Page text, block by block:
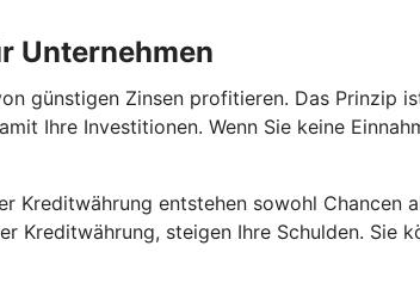
Unternehmen
günstigen Zinsen profitieren. Das Prinzip
Ihre Investitionen. Wenn Sie keine
Kreditwährung entstehen sowohl Chancen
Kreditwährung, steigen Ihre Schulden. Sie